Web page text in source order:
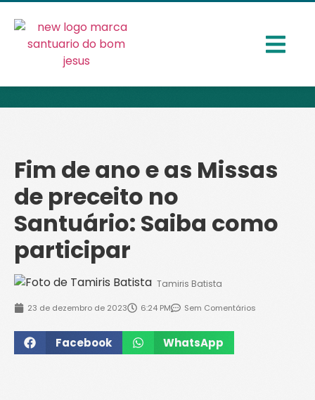
Fim de ano e as Missas
de preceito no
Santuário: Saiba como
participar
Tamiris Batista
23 de dezembro de 2023 6:24 PM Sem Comentários
Facebook WhatsApp